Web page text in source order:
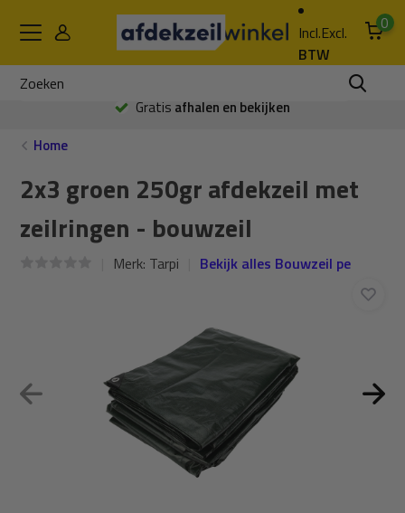
Incl.Excl.
BTW
0
Gratis afhalen en bekijken
Home
2x3 groen 250gr afdekzeil met
zeilringen - bouwzeil
Merk: Tarpi Bekijk alles Bouwzeil pe